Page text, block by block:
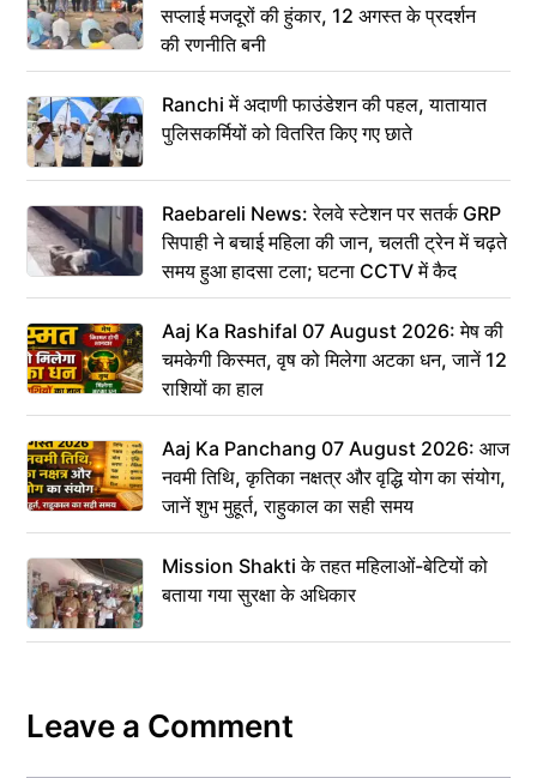
सप्लाई मजदूरों की हुंकार, 12 अगस्त के प्रदर्शन
की रणनीति बनी
Ranchi में अदाणी फाउंडेशन की पहल, यातायात
पुलिसकर्मियों को वितरित किए गए छाते
Raebareli News: रेलवे स्टेशन पर सतर्क GRP
सिपाही ने बचाई महिला की जान, चलती ट्रेन में चढ़ते
समय हुआ हादसा टला; घटना CCTV में कैद
Aaj Ka Rashifal 07 August 2026: मेष की
चमकेगी किस्मत, वृष को मिलेगा अटका धन, जानें 12
राशियों का हाल
Aaj Ka Panchang 07 August 2026: आज
नवमी तिथि, कृतिका नक्षत्र और वृद्धि योग का संयोग,
जानें शुभ मुहूर्त, राहुकाल का सही समय
Mission Shakti के तहत महिलाओं-बेटियों को
बताया गया सुरक्षा के अधिकार
Leave a Comment